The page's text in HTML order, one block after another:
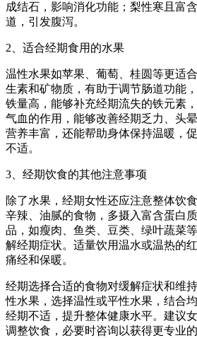
成结石，影响消化功能；梨性寒且富
道，引发腹泻。
2、适合经期食用的水果
温性水果如苹果、葡萄、桂圆等更适
生素和矿物质，有助于调节肠道功能
铁量高，能够补充经期流失的铁元素
气血的作用，能够改善经期乏力、头
营养丰富，还能帮助身体保持温暖，
不适。
3、经期饮食的其他注意事项
除了水果，经期女性还应注意整体饮
辛辣、油腻的食物，多摄入富含蛋白
品，如瘦肉、鱼类、豆类、绿叶蔬菜
解经期症状。适量饮用温水或温热的
痛经和保暖。
经期选择合适的食物对缓解症状和维
性水果，选择温性或平性水果，结合
经期不适，提升整体健康水平。建议
调整饮食，必要时咨询以获得更专业的